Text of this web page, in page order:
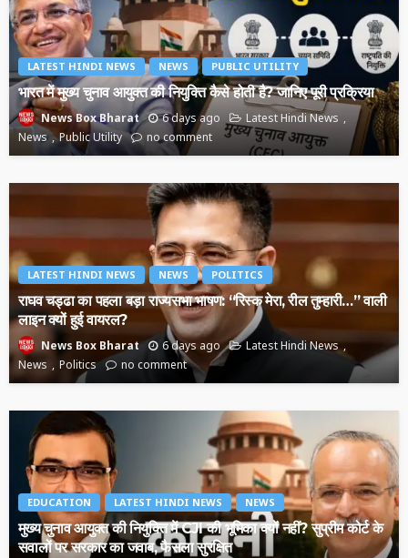
LATEST HINDI NEWS NEWS PUBLIC UTILITY
भारत में मुख्य चुनाव आयुक्त की नियुक्ति कैसे होती है? जानिए पूरी प्रक्रिया
News Box Bharat 6 days ago
Latest Hindi News
News
Public Utility no comment
LATEST HINDI NEWS NEWS POLITICS
राघव चड्ढा का पहला बड़ा राज्यसभा भाषण: “रिस्क मेरा, रील तुम्हारी…” वाली
लाइन क्यों हुई वायरल?
News Box Bharat 6 days ago
Latest Hindi News
News
Politics no comment
EDUCATION LATEST HINDI NEWS NEWS
मुख्य चुनाव आयुक्त की नियुक्ति में CJI की भूमिका क्यों नहीं? सुप्रीम कोर्ट के
सवालों पर सरकार का जवाब, फैसला सुरक्षित